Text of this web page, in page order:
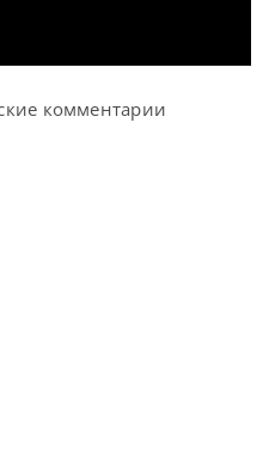
комментарии